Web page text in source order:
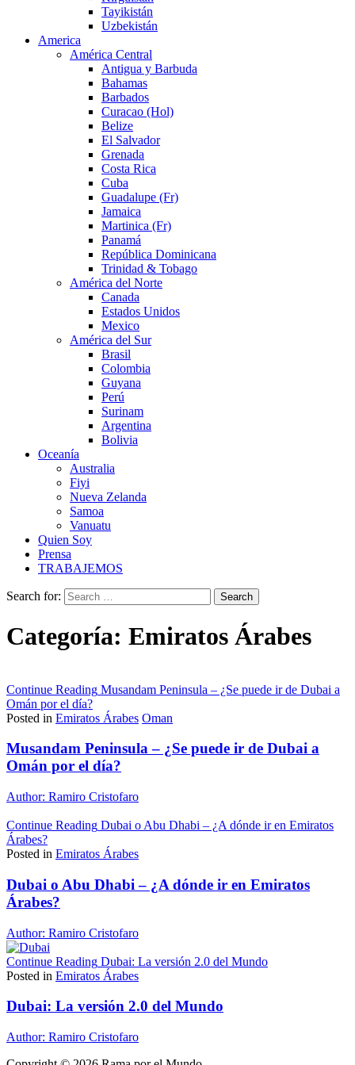
Tayikistán
Uzbekistán
America
América Central
Antigua y Barbuda
Bahamas
Barbados
Curacao (Hol)
Belize
El Salvador
Grenada
Costa Rica
Cuba
Guadalupe (Fr)
Jamaica
Martinica (Fr)
Panamá
República Dominicana
Trinidad & Tobago
América del Norte
Canada
Estados Unidos
Mexico
América del Sur
Brasil
Colombia
Guyana
Perú
Surinam
Argentina
Bolivia
Oceanía
Australia
Fiyi
Nueva Zelanda
Samoa
Vanuatu
Quien Soy
Prensa
TRABAJEMOS
Search for:
Categoría: Emiratos Árabes
Continue Reading Musandam Peninsula – ¿Se puede ir de Dubai a
Omán por el día?
Posted in Emiratos Árabes Oman
Musandam Peninsula – ¿Se puede ir de Dubai a
Omán por el día?
Author: Ramiro Cristofaro
Continue Reading Dubai o Abu Dhabi – ¿A dónde ir en Emiratos
Árabes?
Posted in Emiratos Árabes
Dubai o Abu Dhabi – ¿A dónde ir en Emiratos
Árabes?
Author: Ramiro Cristofaro
Continue Reading Dubai: La versión 2.0 del Mundo
Posted in Emiratos Árabes
Dubai: La versión 2.0 del Mundo
Author: Ramiro Cristofaro